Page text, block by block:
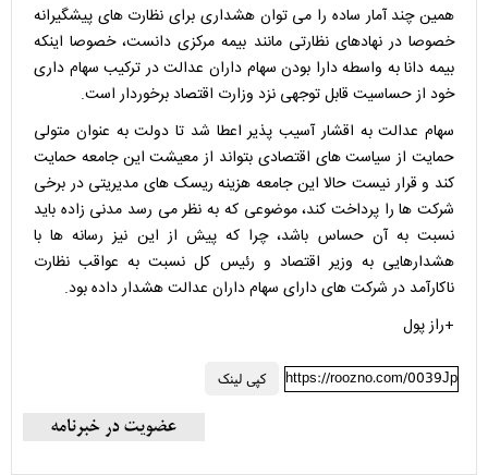
همین چند آمار ساده را می توان هشداری برای نظارت های پیشگیرانه
خصوصا در نهادهای نظارتی مانند بیمه مرکزی دانست، خصوصا اینکه
بیمه دانا به واسطه دارا بودن سهام داران عدالت در ترکیب سهام داری
خود از حساسیت قابل توجهی نزد وزارت اقتصاد برخوردار است.
سهام عدالت به اقشار آسیب پذیر اعطا شد تا دولت به عنوان متولی
حمایت از سیاست های اقتصادی بتواند از معیشت این جامعه حمایت
کند و قرار نیست حالا این جامعه هزینه ریسک های مدیریتی در برخی
شرکت ها را پرداخت کند، موضوعی که به نظر می رسد مدنی زاده باید
نسبت به آن حساس باشد، چرا که پیش از این نیز رسانه ها با
هشدارهایی به وزیر اقتصاد و رئیس کل نسبت به عواقب نظارت
ناکارآمد در شرکت های دارای سهام داران عدالت هشدار داده بود.
+راز پول
کپی لینک https://roozno.com/0039Jp